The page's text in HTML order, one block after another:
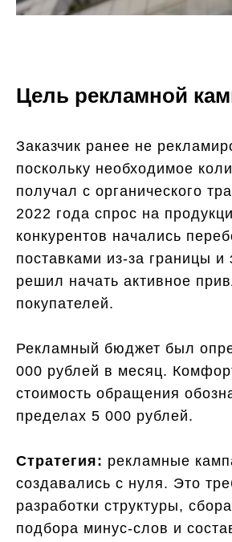
Цель рекламной
Заказчик ранее не
поскольку необходимое
получал с органического
2022 года спрос на
конкурентов начались
поставками из-за границы и
решил начать активное
покупателей.
Рекламный бюджет был
000 рублей в месяц.
стоимость обращения
пределах 5 000 рублей.
Стратегия: рекламные
создавались с нуля. Это
разработки структуры,
подбора минус-слов и